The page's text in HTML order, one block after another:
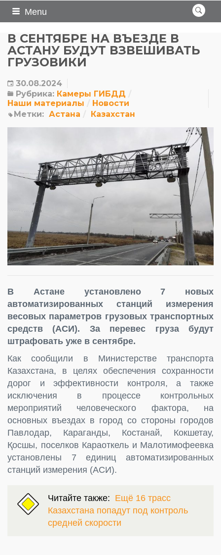
Menu
В СЕНТЯБРЕ НА ВЪЕЗДЕ В
АСТАНУ БУДУТ ВЗВЕШИВАТЬ
ГРУЗОВИКИ
30.08.2024
Рубрика: Камеры ГИБДД
Наши материалы
Новости
Метки: Астана Казахстан
В Астане установлено 7 новых
автоматизированных станций измерения
весовых параметров грузовых транспортных
средств (АСИ). За перевес груза будут
штрафовать уже в сентябре.
Как сообщили в Министерстве транспорта
Казахстана, в целях обеспечения сохранности
дорог и эффективности контроля, а также
исключения в процессе контрольных
мероприятий человеческого фактора, на
основных въездах в город со стороны городов
Павлодар, Караганды, Костанай, Кокшетау,
Қосшы, поселков Караоткель и Малотимофеевка
установлены 7 единиц автоматизированных
станций измерения (АСИ).
Читайте также: Ещё 16 трасс
Казахстана попадут под контроль
средней скорости